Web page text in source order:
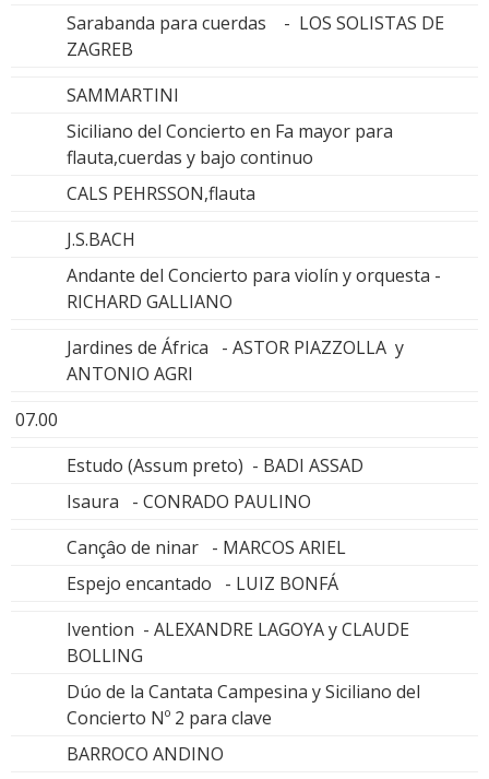
Sarabanda para cuerdas - LOS SOLISTAS DE
ZAGREB
SAMMARTINI
Siciliano del Concierto en Fa mayor para
flauta,cuerdas y bajo continuo
CALS PEHRSSON,flauta
J.S.BACH
Andante del Concierto para violín y orquesta -
RICHARD GALLIANO
Jardines de África - ASTOR PIAZZOLLA y
ANTONIO AGRI
07.00
Estudo (Assum preto) - BADI ASSAD
Isaura - CONRADO PAULINO
Cançâo de ninar - MARCOS ARIEL
Espejo encantado - LUIZ BONFÁ
Ivention - ALEXANDRE LAGOYA y CLAUDE
BOLLING
Dúo de la Cantata Campesina y Siciliano del
Concierto Nº 2 para clave
BARROCO ANDINO